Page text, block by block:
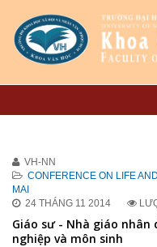
VH-NN
CONFERENCE ON LIFE
MAI
24 THÁNG 11 2014
Giáo sư - Nhà giáo nhân
nghiệp và môn sinh